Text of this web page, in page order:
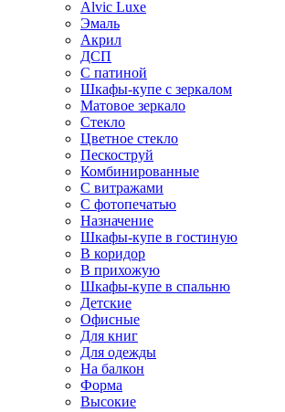
Alvic Luxe
Эмаль
Акрил
ДСП
С патиной
Шкафы-купе с зеркалом
Матовое зеркало
Стекло
Цветное стекло
Пескоструй
Комбинированные
С витражами
С фотопечатью
Назначение
Шкафы-купе в гостиную
В коридор
В прихожую
Шкафы-купе в спальню
Детские
Офисные
Для книг
Для одежды
На балкон
Форма
Высокие